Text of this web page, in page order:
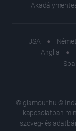
USA
Anglia
© glamour.hu ©
kapcsolatban
szöveg- és